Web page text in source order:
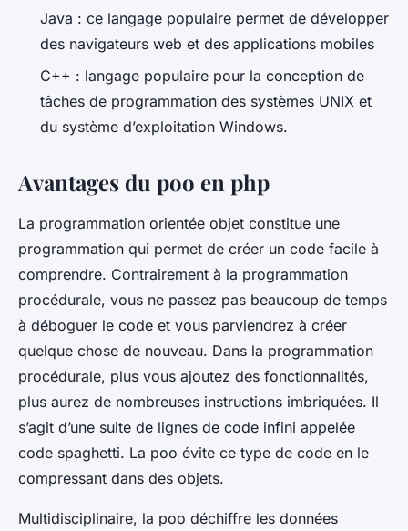
Java : ce langage populaire permet de développer
des navigateurs web et des applications mobiles
C++ : langage populaire pour la conception de
tâches de programmation des systèmes UNIX et
du système d’exploitation Windows.
Avantages du poo en php
La programmation orientée objet constitue une
programmation qui permet de créer un code facile à
comprendre. Contrairement à la programmation
procédurale, vous ne passez pas beaucoup de temps
à déboguer le code et vous parviendrez à créer
quelque chose de nouveau. Dans la programmation
procédurale, plus vous ajoutez des fonctionnalités,
plus aurez de nombreuses instructions imbriquées. Il
s’agit d’une suite de lignes de code infini appelée
code spaghetti. La poo évite ce type de code en le
compressant dans des objets.
Multidisciplinaire, la poo déchiffre les données